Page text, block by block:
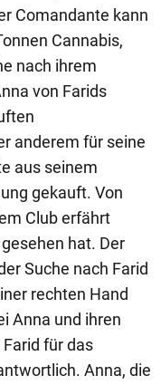
Comandante kann
Cannabis,
nach ihrem
von Farids
anderem für seine
aus seinem
gekauft. Von
Club erfährt
hat. Der
Suche nach Farid
rechten Hand
Anna und ihren
für das
Anna, die